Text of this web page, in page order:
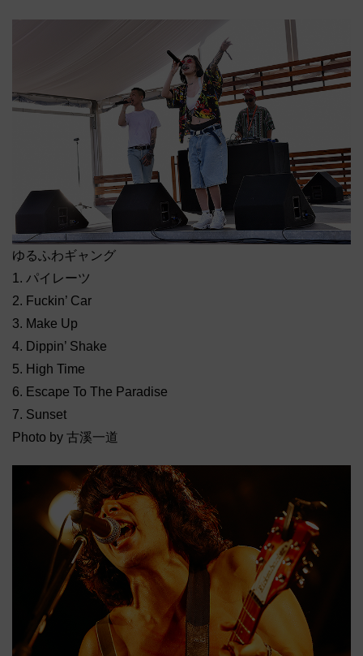
ゆるふわギャング
1. パイレーツ
2. Fuckin’ Car
3. Make Up
4. Dippin’ Shake
5. High Time
6. Escape To The Paradise
7. Sunset
Photo by 古溪一道